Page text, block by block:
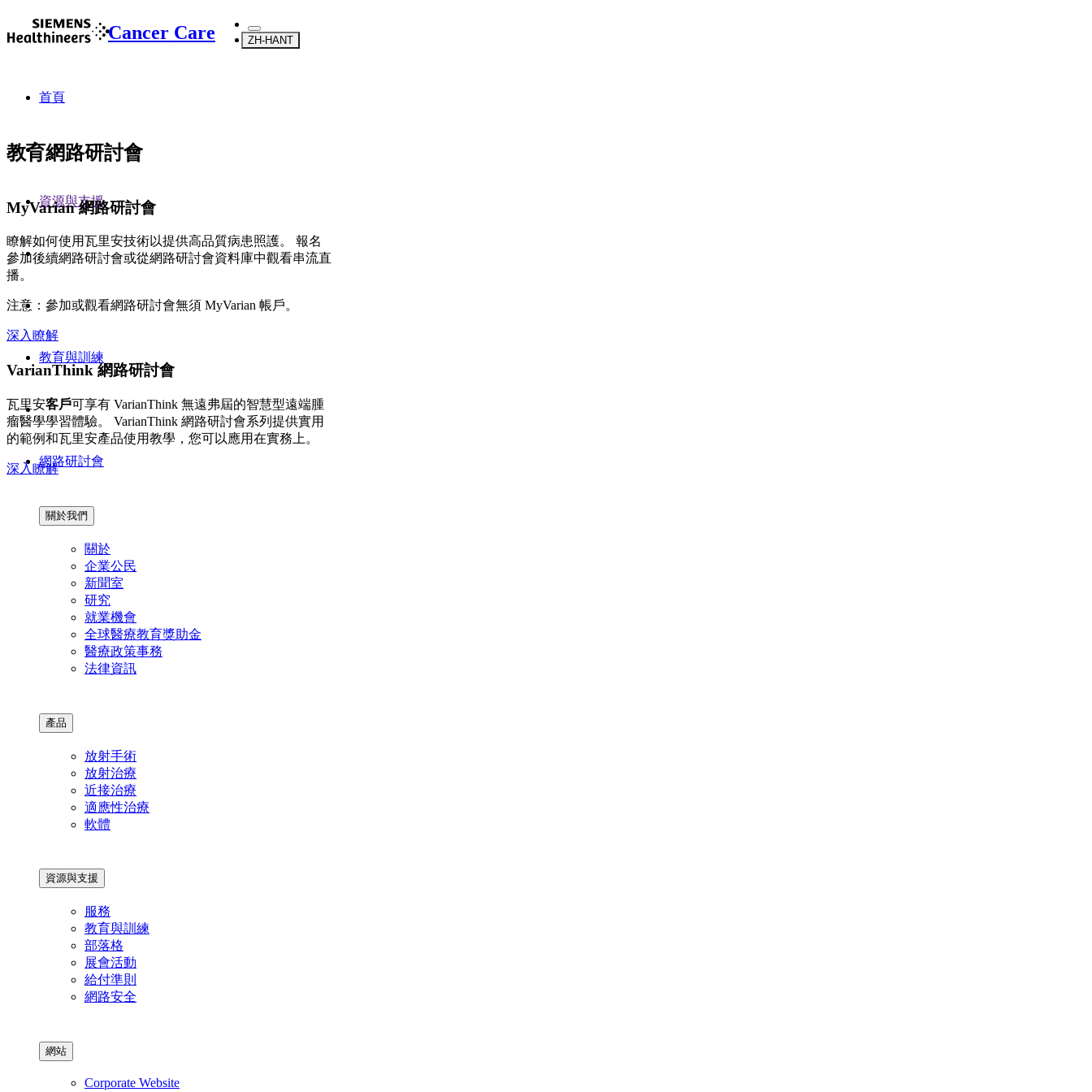
Cancer Care ZH-HANT
首頁
資源與支援
教育與訓練
網路研討會
教育網路研討會
MyVarian 網路研討會
瞭解如何使用瓦里安技術以提供高品質病患照護。 報名
參加後續網路研討會或從網路研討會資料庫中觀看串流直
播。
注意：參加或觀看網路研討會無須 MyVarian 帳戶。
深入瞭解
VarianThink 網路研討會
瓦里安客戶可享有 VarianThink 無遠弗屆的智慧型遠端腫
瘤醫學學習體驗。 VarianThink 網路研討會系列提供實用
的範例和瓦里安產品使用教學，您可以應用在實務上。
深入瞭解
關於我們
關於
企業公民
新聞室
研究
就業機會
全球醫療教育獎助金
醫療政策事務
法律資訊
產品
放射手術
放射治療
近接治療
適應性治療
軟體
資源與支援
服務
教育與訓練
部落格
展會活動
給付準則
網路安全
網站
Corporate Website